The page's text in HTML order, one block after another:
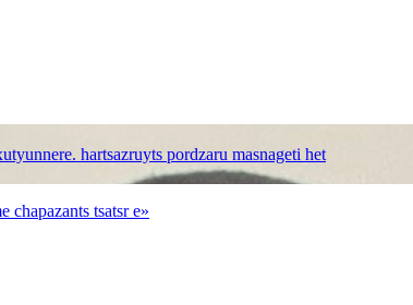
hartsazruyts pordzaru masnageti het
chapazants tsatsr e»